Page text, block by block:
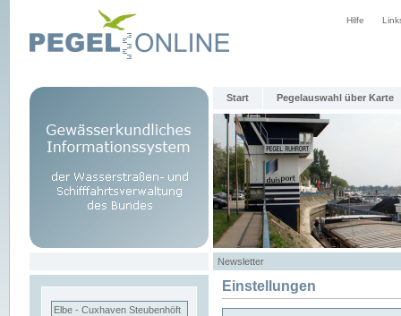
Hilfe
Start Pegelauswahl über Karte
Newsletter
Elbe - Cuxhaven Steubenhöft
Einstellungen